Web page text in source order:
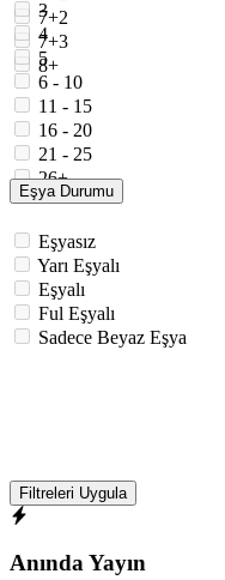
7+2
7+3
8+
3
4
5
6 - 10
11 - 15
16 - 20
21 - 25
26+
Eşya Durumu
Eşyasız
Yarı Eşyalı
Eşyalı
Ful Eşyalı
Sadece Beyaz Eşya
Filtreleri Uygula
Anında Yayın